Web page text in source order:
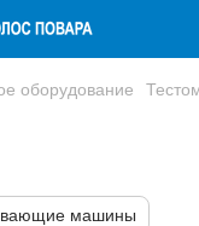
оборудование
машины